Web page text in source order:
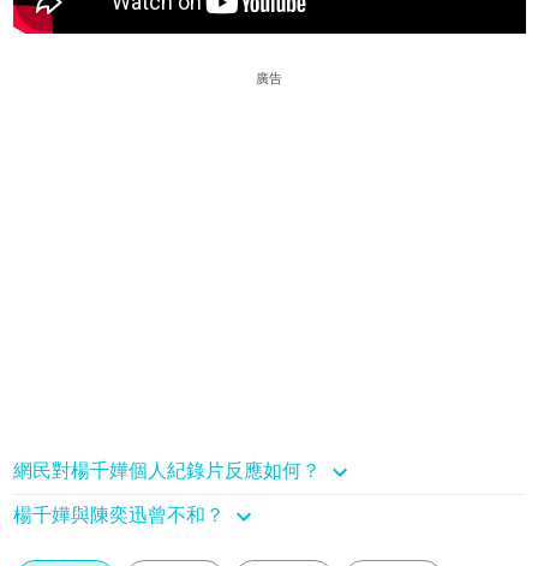
廣告
網民對楊千嬅個人紀錄片反應如何？
楊千嬅與陳奕迅曾不和？